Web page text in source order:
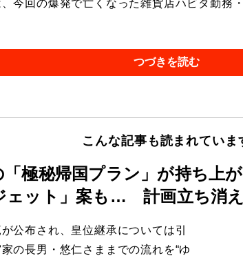
今回の爆発で亡くなった雑貨店ハビタ勤務
つづきを読む
こんな記事も読まれていま
「極秘帰国プラン」が持ち上
ェット」案も… 計画立ち消え
公布され、皇位継承については引
の長男・悠仁さままでの流れを“ゆ